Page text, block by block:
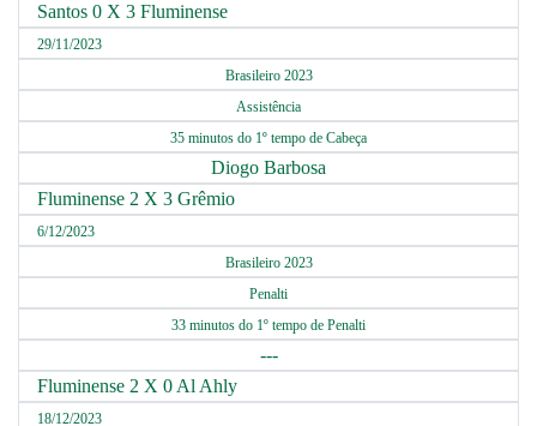
Santos 0 X 3 Fluminense
29/11/2023
Brasileiro 2023
Assistência
35 minutos do 1º tempo de Cabeça
Diogo Barbosa
Fluminense 2 X 3 Grêmio
6/12/2023
Brasileiro 2023
Penalti
33 minutos do 1º tempo de Penalti
---
Fluminense 2 X 0 Al Ahly
18/12/2023